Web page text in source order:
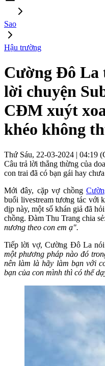
Sao
Hậu trường
Cường Đô La
lời chuyện
CĐM xuýt
khéo không
Thứ Sáu, 22-03-2024 | 04:19
Câu trả lời thẳng thừng của
con trai đã có bạn gái hay
Mới đây, cặp vợ chồng
buổi livestream tương tác với
dịp này, một số khán giả đã
chồng. Đàm Thu Trang chia sẻ:
nương theo con em ạ".
Tiếp lời vợ, Cường Đô La nói
một phương pháp nào đó
nên làm là hãy làm bạn với
bạn của con mình thì có thể